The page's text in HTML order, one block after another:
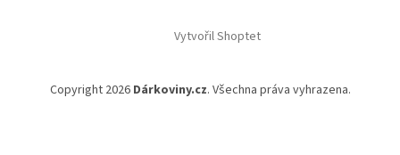
Vytvořil Shoptet
Copyright 2026 Dárkoviny.cz. Všechna práva vyhrazena.